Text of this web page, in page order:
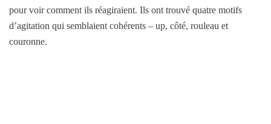
pour voir comment ils réagiraient. Ils ont trouvé quatre motifs
d’agitation qui semblaient cohérents – up, côté, rouleau et
couronne.